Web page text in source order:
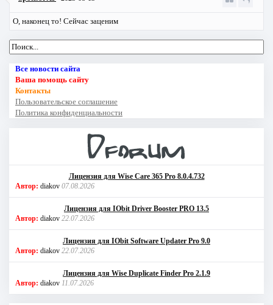
О, наконец то! Сейчас заценим
Все новости сайта
Ваша помощь сайту
Контакты
Пользовательское соглашение
Политика конфиденциальности
Лицензия для Wise Care 365 Pro 8.0.4.732
Автор: diakov 07.08.2026
Лицензия для IObit Driver Booster PRO 13.5
Автор: diakov 22.07.2026
Лицензия для IObit Software Updater Pro 9.0
Автор: diakov 22.07.2026
Лицензия для Wise Duplicate Finder Pro 2.1.9
Автор: diakov 11.07.2026